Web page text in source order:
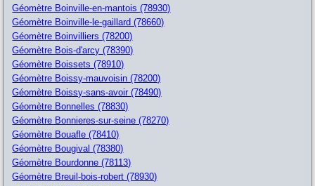
Géomètre Boinville-en-mantois (78930)
Géomètre Boinville-le-gaillard (78660)
Géomètre Boinvilliers (78200)
Géomètre Bois-d'arcy (78390)
Géomètre Boissets (78910)
Géomètre Boissy-mauvoisin (78200)
Géomètre Boissy-sans-avoir (78490)
Géomètre Bonnelles (78830)
Géomètre Bonnieres-sur-seine (78270)
Géomètre Bouafle (78410)
Géomètre Bougival (78380)
Géomètre Bourdonne (78113)
Géomètre Breuil-bois-robert (78930)